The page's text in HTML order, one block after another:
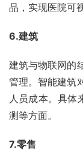
品，实现医院可
6.建筑
建筑与物联网的
管理。智能建筑
人员成本。具体
测等方面。
7.零售